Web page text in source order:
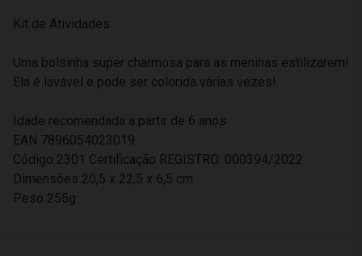
Kit de Atividades
Uma bolsinha super charmosa para as meninas estilizarem!
Ela é lavável e pode ser colorida várias vezes!
Idade recomendada a partir de 6 anos
EAN 7896054023019
Código 2301 Certificação REGISTRO: 000394/2022
Dimensões 20,5 x 22,5 x 6,5 cm
Peso 255g